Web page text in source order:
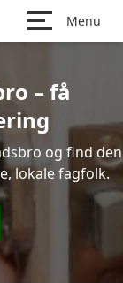
Menu
– få
og find den
lokale fagfolk.